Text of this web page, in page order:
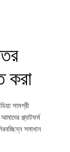
করা
সামগ্রী
প্ল্যাটফর্ম
সমাধান